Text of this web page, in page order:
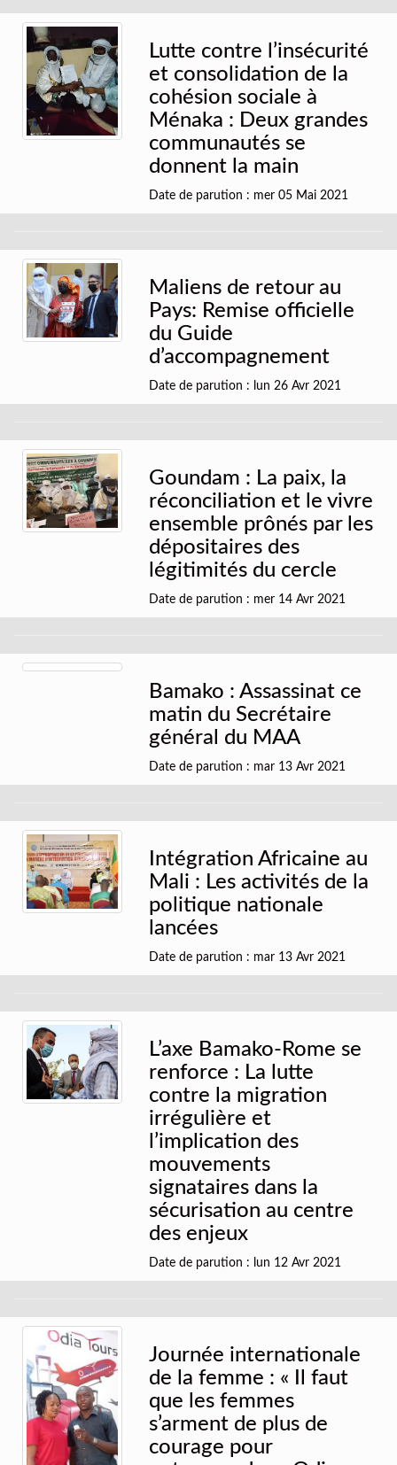
Lutte contre l’insécurité
et consolidation de la
cohésion sociale à
Ménaka : Deux grandes
communautés se
donnent la main
Date de parution : mer 05 Mai 2021
Maliens de retour au
Pays: Remise officielle
du Guide
d’accompagnement
Date de parution : lun 26 Avr 2021
Goundam : La paix, la
réconciliation et le vivre
ensemble prônés par les
dépositaires des
légitimités du cercle
Date de parution : mer 14 Avr 2021
Bamako : Assassinat ce
matin du Secrétaire
général du MAA
Date de parution : mar 13 Avr 2021
Intégration Africaine au
Mali : Les activités de la
politique nationale
lancées
Date de parution : mar 13 Avr 2021
L’axe Bamako-Rome se
renforce : La lutte
contre la migration
irrégulière et
l’implication des
mouvements
signataires dans la
sécurisation au centre
des enjeux
Date de parution : lun 12 Avr 2021
Journée internationale
de la femme : « Il faut
que les femmes
s’arment de plus de
courage pour